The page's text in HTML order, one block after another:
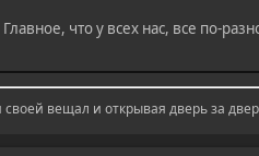
что у всех нас, все по-
вещал и открывая дверь за